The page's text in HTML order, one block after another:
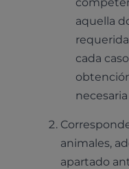
Revisión general y/o
Todos los servicios
Medicina felina
Animales Exóticos
Todas las
aquella
cada
animales,
apartado